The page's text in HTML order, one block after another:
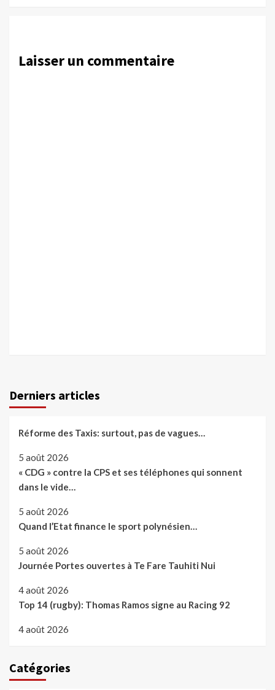
Laisser un commentaire
Derniers articles
Réforme des Taxis: surtout, pas de vagues…
5 août 2026
« CDG » contre la CPS et ses téléphones qui sonnent
dans le vide…
5 août 2026
Quand l’Etat finance le sport polynésien…
5 août 2026
Journée Portes ouvertes à Te Fare Tauhiti Nui
4 août 2026
Top 14 (rugby): Thomas Ramos signe au Racing 92
4 août 2026
Catégories